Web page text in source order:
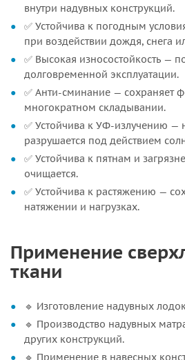
внутри надувных конструкций.
✅ Устойчива к погодным
при воздействии дождя, снега
✅ Высокая износостойкость —
долговременной эксплуатации.
✅ Анти-сминание — сохраняет
многократном складывании.
✅ Устойчива к УФ-излучению —
разрушается под действием
✅ Устойчива к пятнам и
очищается.
✅ Устойчива к растяжению —
натяжении и нагрузках.
Применение
ткани
🔹 Изготовление надувных
🔹 Производство надувных
других конструкций.
🔹 Применение в навесных